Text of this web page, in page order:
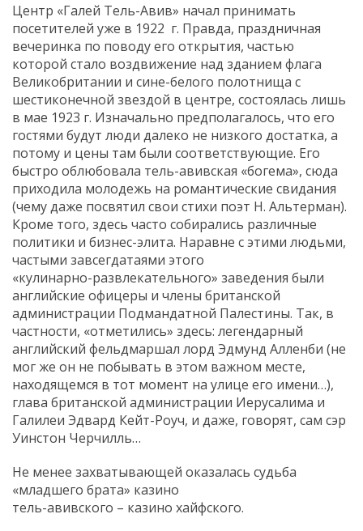
Центр «Галей Тель-Авив» начал принимать
посетителей уже в 1922 г. Правда, праздничная
вечеринка по поводу его открытия, частью
которой стало воздвижение над зданием флага
Великобритании и сине-белого полотнища с
шестиконечной звездой в центре, состоялась лишь
в мае 1923 г. Изначально предполагалось, что его
гостями будут люди далеко не низкого достатка, а
потому и цены там были соответствующие. Его
быстро облюбовала тель-авивская «богема», сюда
приходила молодежь на романтические свидания
(чему даже посвятил свои стихи поэт Н. Альтерман).
Кроме того, здесь часто собирались различные
политики и бизнес-элита. Наравне с этими людьми,
частыми завсегдатаями этого
«кулинарно-развлекательного» заведения были
английские офицеры и члены британской
администрации Подмандатной Палестины. Так, в
частности, «отметились» здесь: легендарный
английский фельдмаршал лорд Эдмунд Алленби (не
мог же он не побывать в этом важном месте,
находящемся в тот момент на улице его имени…),
глава британской администрации Иерусалима и
Галилеи Эдвард Кейт-Роуч, и даже, говорят, сам сэр
Уинстон Черчилль…
Не менее захватывающей оказалась судьба
«младшего брата» казино
тель-авивского – казино хайфского.